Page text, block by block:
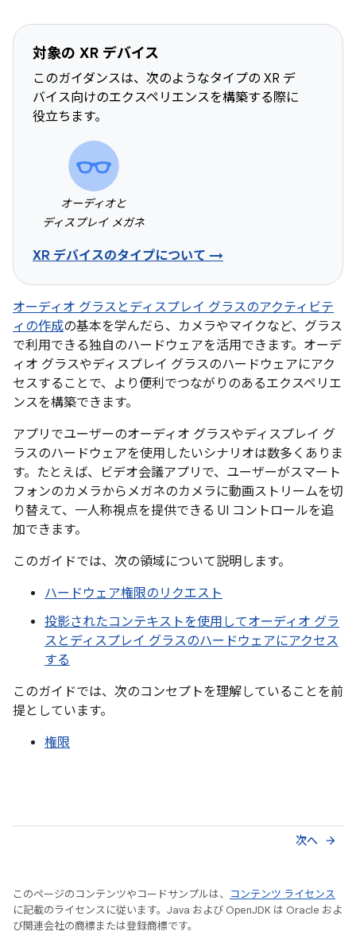
対象の XR デバイス
このガイダンスは、次のようなタイプの XR デ
バイス向けのエクスペリエンスを構築する際に
役立ちます。
オーディオと
ディスプレイ メガネ
XR デバイスのタイプについて →
オーディオ グラスとディスプレイ グラスのアクティビテ
ィの作成の基本を学んだら、カメラやマイクなど、グラス
で利用できる独自のハードウェアを活用できます。オーデ
ィオ グラスやディスプレイ グラスのハードウェアにアク
セスすることで、より便利でつながりのあるエクスペリエ
ンスを構築できます。
アプリでユーザーのオーディオ グラスやディスプレイ グ
ラスのハードウェアを使用したいシナリオは数多くありま
す。たとえば、ビデオ会議アプリで、ユーザーがスマート
フォンのカメラからメガネのカメラに動画ストリームを切
り替えて、一人称視点を提供できる UI コントロールを追
加できます。
このガイドでは、次の領域について説明します。
ハードウェア権限のリクエスト
投影されたコンテキストを使用してオーディオ グラ
スとディスプレイ グラスのハードウェアにアクセス
する
このガイドでは、次のコンセプトを理解していることを前
提としています。
権限
次へ arrow_forward
このページのコンテンツやコードサンプルは、
コンテンツ ライセンス
に記載のライセンスに従います。Java および OpenJDK は Oracle およ
び関連会社の商標または登録商標です。